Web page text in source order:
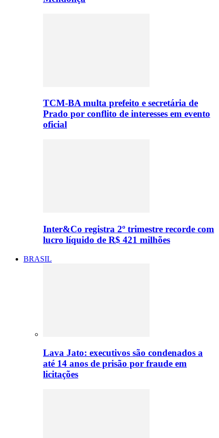
TCM-BA multa prefeito e secretária de
Prado por conflito de interesses em evento
oficial
Inter&Co registra 2º trimestre recorde com
lucro líquido de R$ 421 milhões
BRASIL
Lava Jato: executivos são condenados a
até 14 anos de prisão por fraude em
licitações